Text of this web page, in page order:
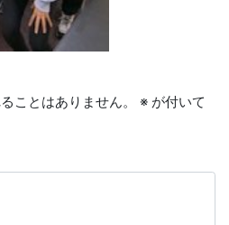
ことはありません。 ※ が付いて